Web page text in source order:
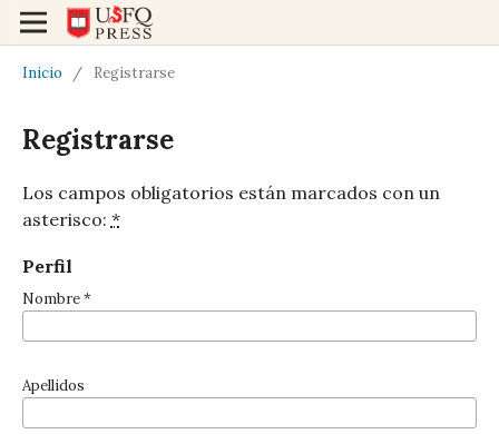
Inicio / Registrarse
Registrarse
Los campos obligatorios están marcados con un
asterisco: *
Perfil
Nombre*
Apellidos